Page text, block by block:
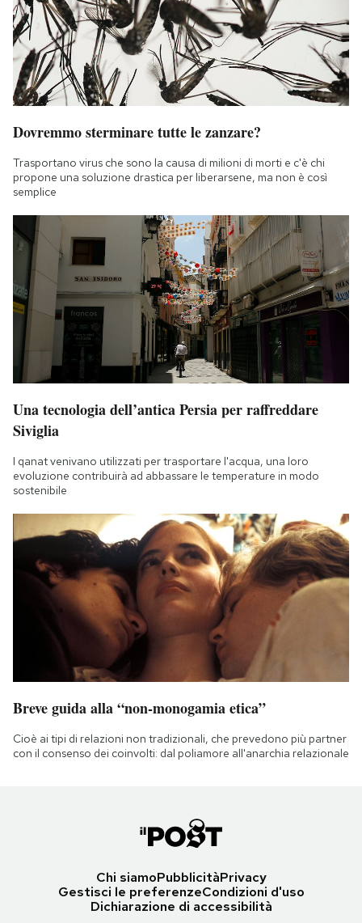
Dovremmo sterminare tutte le zanzare?
Trasportano virus che sono la causa di milioni di morti e c'è chi
propone una soluzione drastica per liberarsene, ma non è così
semplice
Una tecnologia dell’antica Persia per raffreddare
Siviglia
I qanat venivano utilizzati per trasportare l'acqua, una loro
evoluzione contribuirà ad abbassare le temperature in modo
sostenibile
Breve guida alla “non-monogamia etica”
Cioè ai tipi di relazioni non tradizionali, che prevedono più partner
con il consenso dei coinvolti: dal poliamore all'anarchia relazionale
Chi siamoPubblicitàPrivacy
Gestisci le preferenzeCondizioni d'uso
Dichiarazione di accessibilità